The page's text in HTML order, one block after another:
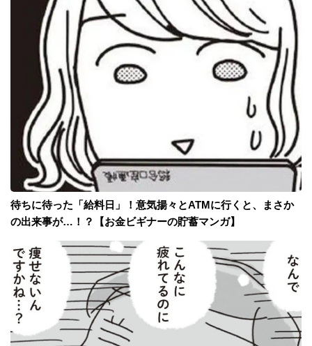
待ちに待った「給料日」！意気揚々とATMに行くと、まさか
の出来事が…！？【お金ビギナーの貯蓄マンガ】